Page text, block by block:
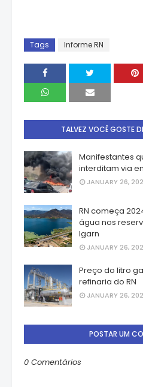
Tags Informe RN
TALVEZ VOCÊ GOSTE
Manifestantes
interditam via
JANUARY 26,
RN começa
água nos
Igarn
JANUARY 26,
Preço do litro
refinaria do RN
JANUARY 26,
POSTAR UM
0 Comentários